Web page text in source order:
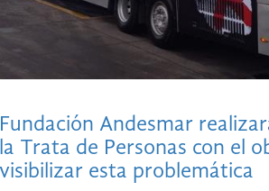
Fundación Andesmar
la Trata de Personas con el
visibilizar esta problemática